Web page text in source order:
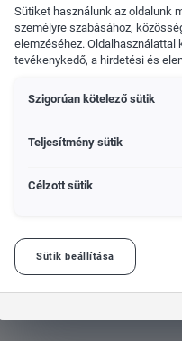
Volkswagen
MINDEN
programok - ez volt a VI.
Sütiket használunk az oldalunk
személyre szabásához,
elemzéséhez.
tevékenykedő, a hirdetési és
Szigorúan kötelező sütik
Teljesítmény sütik
Célzott sütik
Sütik beállítása